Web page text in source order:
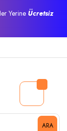
Yerine Ücretsiz
ARA